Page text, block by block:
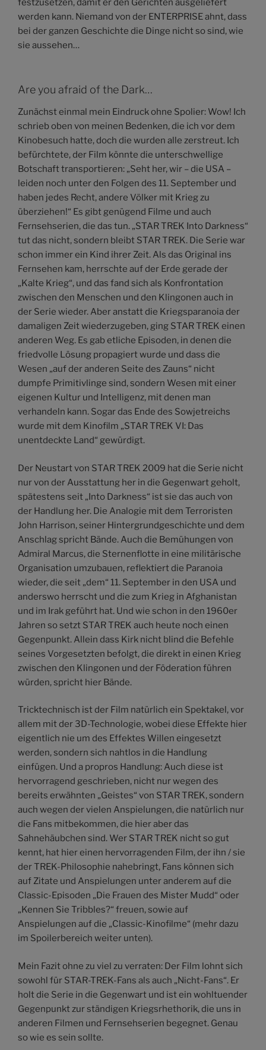
festzusetzen, damit er den Gerichten ausgeliefert
werden kann. Niemand von der ENTERPRISE ahnt, dass
bei der ganzen Geschichte die Dinge nicht so sind, wie
sie aussehen…
Are you afraid of the Dark…
Zunächst einmal mein Eindruck ohne Spolier: Wow! Ich
schrieb oben von meinen Bedenken, die ich vor dem
Kinobesuch hatte, doch die wurden alle zerstreut. Ich
befürchtete, der Film könnte die unterschwellige
Botschaft transportieren: „Seht her, wir – die USA –
leiden noch unter den Folgen des 11. September und
haben jedes Recht, andere Völker mit Krieg zu
überziehen!“ Es gibt genügend Filme und auch
Fernsehserien, die das tun. „STAR TREK Into Darkness“
tut das nicht, sondern bleibt STAR TREK. Die Serie war
schon immer ein Kind ihrer Zeit. Als das Original ins
Fernsehen kam, herrschte auf der Erde gerade der
„Kalte Krieg“, und das fand sich als Konfrontation
zwischen den Menschen und den Klingonen auch in
der Serie wieder. Aber anstatt die Kriegsparanoia der
damaligen Zeit wiederzugeben, ging STAR TREK einen
anderen Weg. Es gab etliche Episoden, in denen die
friedvolle Lösung propagiert wurde und dass die
Wesen „auf der anderen Seite des Zauns“ nicht
dumpfe Primitivlinge sind, sondern Wesen mit einer
eigenen Kultur und Intelligenz, mit denen man
verhandeln kann. Sogar das Ende des Sowjetreichs
wurde mit dem Kinofilm „STAR TREK VI: Das
unentdeckte Land“ gewürdigt.
Der Neustart von STAR TREK 2009 hat die Serie nicht
nur von der Ausstattung her in die Gegenwart geholt,
spätestens seit „Into Darkness“ ist sie das auch von
der Handlung her. Die Analogie mit dem Terroristen
John Harrison, seiner Hintergrundgeschichte und dem
Anschlag spricht Bände. Auch die Bemühungen von
Admiral Marcus, die Sternenflotte in eine militärische
Organisation umzubauen, reflektiert die Paranoia
wieder, die seit „dem“ 11. September in den USA und
anderswo herrscht und die zum Krieg in Afghanistan
und im Irak geführt hat. Und wie schon in den 1960er
Jahren so setzt STAR TREK auch heute noch einen
Gegenpunkt. Allein dass Kirk nicht blind die Befehle
seines Vorgesetzten befolgt, die direkt in einen Krieg
zwischen den Klingonen und der Föderation führen
würden, spricht hier Bände.
Tricktechnisch ist der Film natürlich ein Spektakel, vor
allem mit der 3D-Technologie, wobei diese Effekte hier
eigentlich nie um des Effektes Willen eingesetzt
werden, sondern sich nahtlos in die Handlung
einfügen. Und a propros Handlung: Auch diese ist
hervorragend geschrieben, nicht nur wegen des
bereits erwähnten „Geistes“ von STAR TREK, sondern
auch wegen der vielen Anspielungen, die natürlich nur
die Fans mitbekommen, die hier aber das
Sahnehäubchen sind. Wer STAR TREK nicht so gut
kennt, hat hier einen hervorragenden Film, der ihn / sie
der TREK-Philosophie nahebringt, Fans können sich
auf Zitate und Anspielungen unter anderem auf die
Classic-Episoden „Die Frauen des Mister Mudd“ oder
„Kennen Sie Tribbles?“ freuen, sowie auf
Anspielungen auf die „Classic-Kinofilme“ (mehr dazu
im Spoilerbereich weiter unten).
Mein Fazit ohne zu viel zu verraten: Der Film lohnt sich
sowohl für STAR-TREK-Fans als auch „Nicht-Fans“. Er
holt die Serie in die Gegenwart und ist ein wohltuender
Gegenpunkt zur ständigen Kriegsrhethorik, die uns in
anderen Filmen und Fernsehserien begegnet. Genau
so wie es sein sollte.